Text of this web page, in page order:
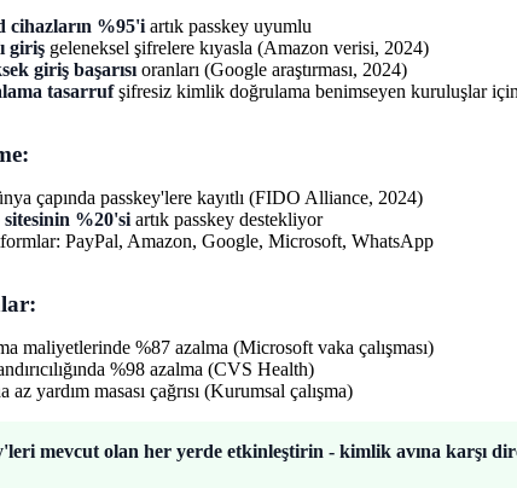
cihazların %95'i artık passkey uyumlu
giriş geleneksel şifrelere kıyasla (Amazon verisi, 2024)
giriş başarısı oranları (Google araştırması, 2024)
tasarrufşifresiz kimlik doğrulama benimseyen kuruluşlar
çapında passkey'lere kayıtlı (FIDO Alliance, 2024)
%20'si artık passkey destekliyor
PayPal, Amazon, Google, Microsoft, WhatsApp
maliyetlerinde %87 azalma (Microsoft vaka çalışması)
%98 azalma (CVS Health)
az yardım masası çağrısı (Kurumsal çalışma)
mevcut olan her yerde etkinleştirin - kimlik avına karşı